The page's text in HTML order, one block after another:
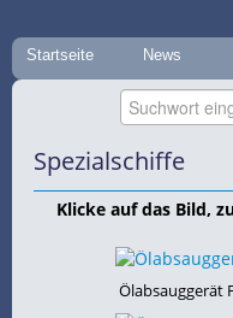
Startseite News
Spezialschiffe
Klicke auf das Bild,
Ölabsauggerät